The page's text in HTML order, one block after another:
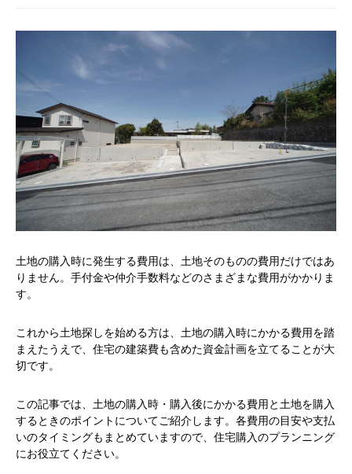
土地の購入時に発生する費用は、土地そのものの費用だけではあ
りません。手付金や仲介手数料などのさまざまな費用がかかりま
す。
これから土地探しを始める方は、土地の購入時にかかる費用を踏
まえたうえで、住宅の建築費も含めた資金計画を立てることが大
切です。
この記事では、土地の購入時・購入後にかかる費用と土地を購入
するときのポイントについてご紹介します。各費用の目安や支払
いのタイミングもまとめていますので、住宅購入のプランニング
にお役立てください。